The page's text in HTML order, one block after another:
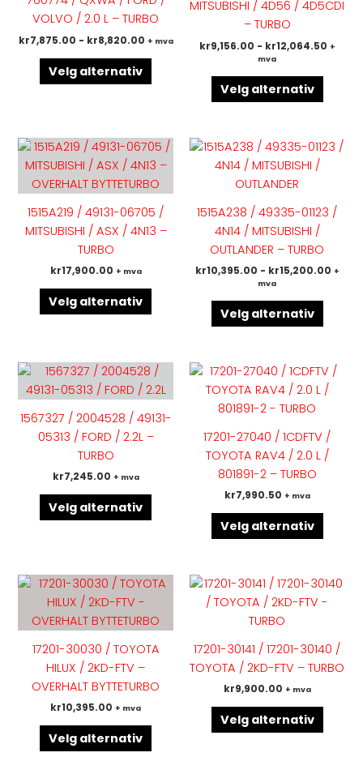
VOLVO / 2.0 L – TURBO
kr7,875.00 - kr8,820.00 + mva
Velg alternativ
Alternativene
produktsiden
MITSUBISHI / 4D56 / 4D5CDI
– TURBO
kr9,156.00 - kr12,064.50 +
mva
Velg alternativ
velges
1515A219 / 49131-06705 /
MITSUBISHI / ASX / 4N13 –
TURBO
kr17,900.00 + mva
Velg alternativ
Dette
produktet
har
flere
varianter.
Alternativene
produktsiden
1515A238 / 49335-01123 /
4N14 / MITSUBISHI /
OUTLANDER – TURBO
kr10,395.00 - kr15,200.00 +
mva
Velg alternativ
Dette
flere
kan
velges
1567327 / 2004528 / 49131-
05313 / FORD / 2.2L –
TURBO
kr7,245.00 + mva
Velg alternativ
Dette
produktet
flere
varianter.
Alternativene
på
produktsiden
17201-27040 / 1CDFTV /
TOYOTA RAV4 / 2.0 L /
801891-2 – TURBO
kr7,990.50 + mva
Velg alternativ
Dette
flere
17201-30030 / TOYOTA
HILUX / 2KD-FTV –
OVERHALT BYTTETURBO
kr10,395.00 + mva
Velg alternativ
Dette
produktet
har
varianter.
Alternativene
kan
produktsiden
17201-30141 / 17201-30140 /
TOYOTA / 2KD-FTV – TURBO
kr9,900.00 + mva
Velg alternativ
Dette
flere
på